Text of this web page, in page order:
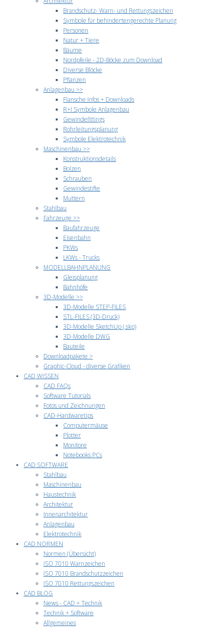
Brandschutz- Warn- und Rettungszeichen
Symbole für behindertengerechte Planung
Personen
Natur + Tiere
Bäume
Nordpfeile - 2D-Böcke zum Download
Diverse Blöcke
Pflanzen
Anlagenbau >>
Flansche Infos + Downloads
R+I Symbole Anlagenbau
Gewindefittings
Rohrleitungsplanung
Symbole Elektrotechnik
Maschinenbau >>
Konstruktionsdetails
Bolzen
Schrauben
Gewindestifte
Muttern
Stahlbau
Fahrzeuge >>
Baufahrzeuge
Eisenbahn
PKWs
LKWs - Trucks
MODELLBAHNPLANUNG
Gleisplanung
Bahnhöfe
3D-Modelle >>
3D-Modelle STEP-FILES
STL-FILES (3D-Druck)
3D-Modelle SketchUp (.skp)
3D-Modelle DWG
Bauteile
Downloadpakete >
Graphic-Cloud - diverse Grafiken
CAD WISSEN
CAD FAQs
Software Tutorials
Fotos und Zeichnungen
CAD-Hardwaretips
Computermäuse
Plotter
Monitore
Notebooks PCs
CAD SOFTWARE
Stahlbau
Maschinenbau
Haustechnik
Architektur
Innenarchitektur
Anlagenbau
Elektrotechnik
CAD NORMEN
Normen (Übersicht)
ISO 7010 Warnzeichen
ISO 7010 Brandschutzzeichen
ISO 7010 Rettungszeichen
CAD BLOG
News - CAD + Technik
Technik + Software
Allgemeines